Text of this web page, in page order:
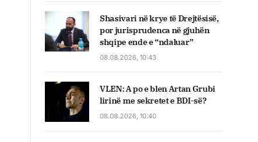
Shasivari në krye të Drejtësisë,
por jurisprudenca në gjuhën
shqipe ende e “ndaluar”
08.08.2026, 10:43
VLEN: A po e blen Artan Grubi
lirinë me sekretet e BDI-së?
08.08.2026, 10:40